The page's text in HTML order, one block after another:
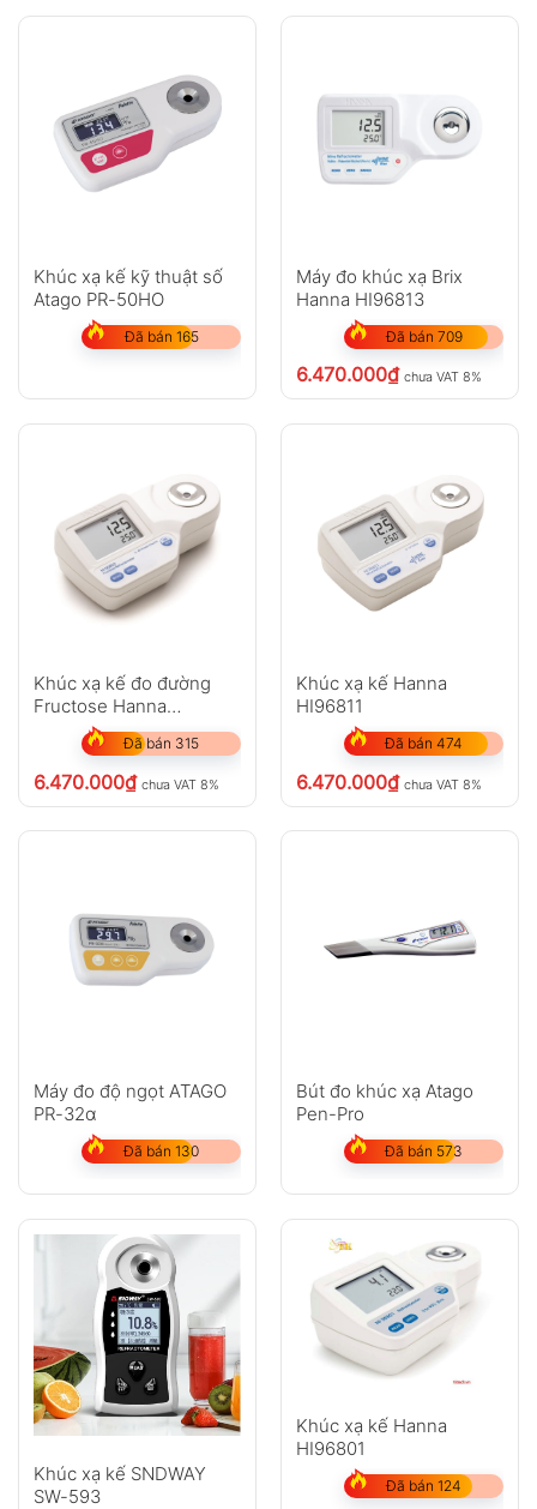
Khúc xạ kế kỹ thuật số
Atago PR-50HO
Đã bán 165
Máy đo khúc xạ Brix
Hanna HI96813
Đã bán 709
6.470.000₫ chưa VAT 8%
Khúc xạ kế đo đường
Fructose Hanna
HI96802
Đã bán 315
6.470.000₫ chưa VAT 8%
Khúc xạ kế Hanna
HI96811
Đã bán 474
6.470.000₫ chưa VAT 8%
Máy đo độ ngọt ATAGO
PR-32α
Đã bán 130
Bút đo khúc xạ Atago
Pen-Pro
Đã bán 573
Khúc xạ kế SNDWAY
SW-593
Khúc xạ kế Hanna
HI96801
Đã bán 124